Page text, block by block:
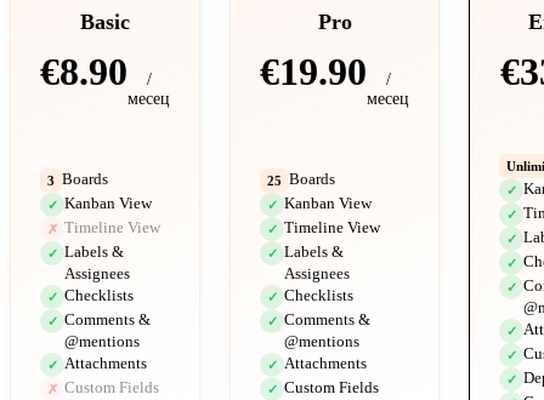
Basic
€8.90
/
месец
3 Boards
✓ Kanban View
✗ Timeline View
✓ Labels &
Assignees
✓ Checklists
✓ Comments &
@mentions
✓ Attachments
✗ Custom Fields
Pro
€19.90
/
месец
25 Boards
✓ Kanban View
✓ Timeline View
✓ Labels &
Assignees
✓ Checklists
✓ Comments &
@mentions
✓ Attachments
✓ Custom Fields
✓
✓
✓
✓
✓
✓
✓
✓